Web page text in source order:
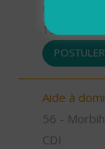
19/05/2026
POSTULER
Aide à
56 -
CDI